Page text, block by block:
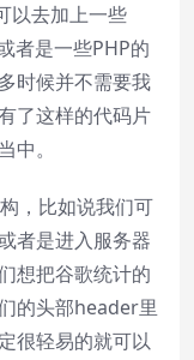
以去加上一些
者是一些PHP的
时候并不需要我
了这样的代码片
。
，比如说我们可
者是进入服务器
想把谷歌统计的
的头部header里
很轻易的就可以